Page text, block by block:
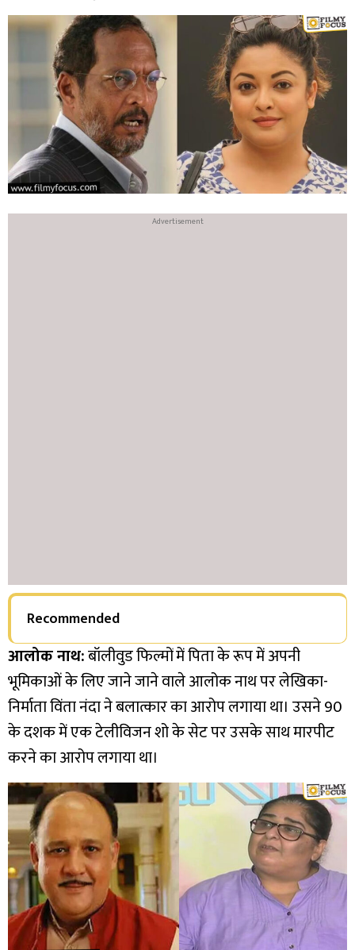
Recommended
आलोक नाथ:बॉलीवुड फिल्मों में पिता के रूप में अपनी
भूमिकाओं के लिए जाने जाने वाले आलोक नाथ पर लेखिका-
निर्माता विंता नंदा ने बलात्कार का आरोप लगाया था। उसने 90
के दशक में एक टेलीविजन शो के सेट पर उसके साथ मारपीट
करने का आरोप लगाया था।